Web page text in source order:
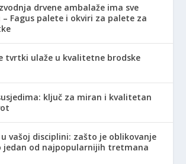
drvene ambalaže ima sve
Fagus palete i okviri za palete za
tvrtki ulaže u kvalitetne brodske
ključ za miran i kvalitetan
vašoj disciplini: zašto je oblikovanje
jedan od najpopularnijih tretmana